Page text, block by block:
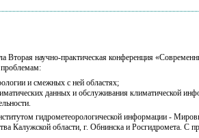
Вторая научно-практическая конференция
и смежных с ней областях;
данных и обслуживания климатической
гидрометеорологической информации -
Калужской области, г. Обнинска и Росгидромета. С